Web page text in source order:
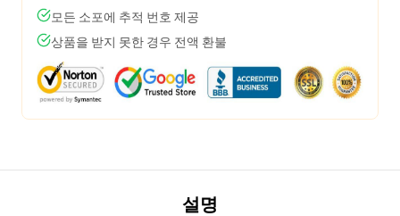
모든 소포에 추적 번호 제공
상품을 받지 못한 경우 전액 환불
설명